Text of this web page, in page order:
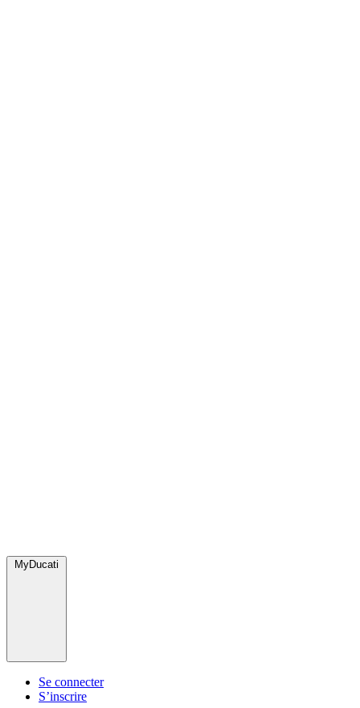
MyDucati
Se connecter
S’inscrire